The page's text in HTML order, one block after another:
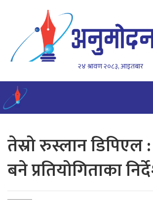
२४ श्रावण २०८३, आइतबार
तेस्रो रुस्लान डिपिएल
बने प्रतियोगिताका